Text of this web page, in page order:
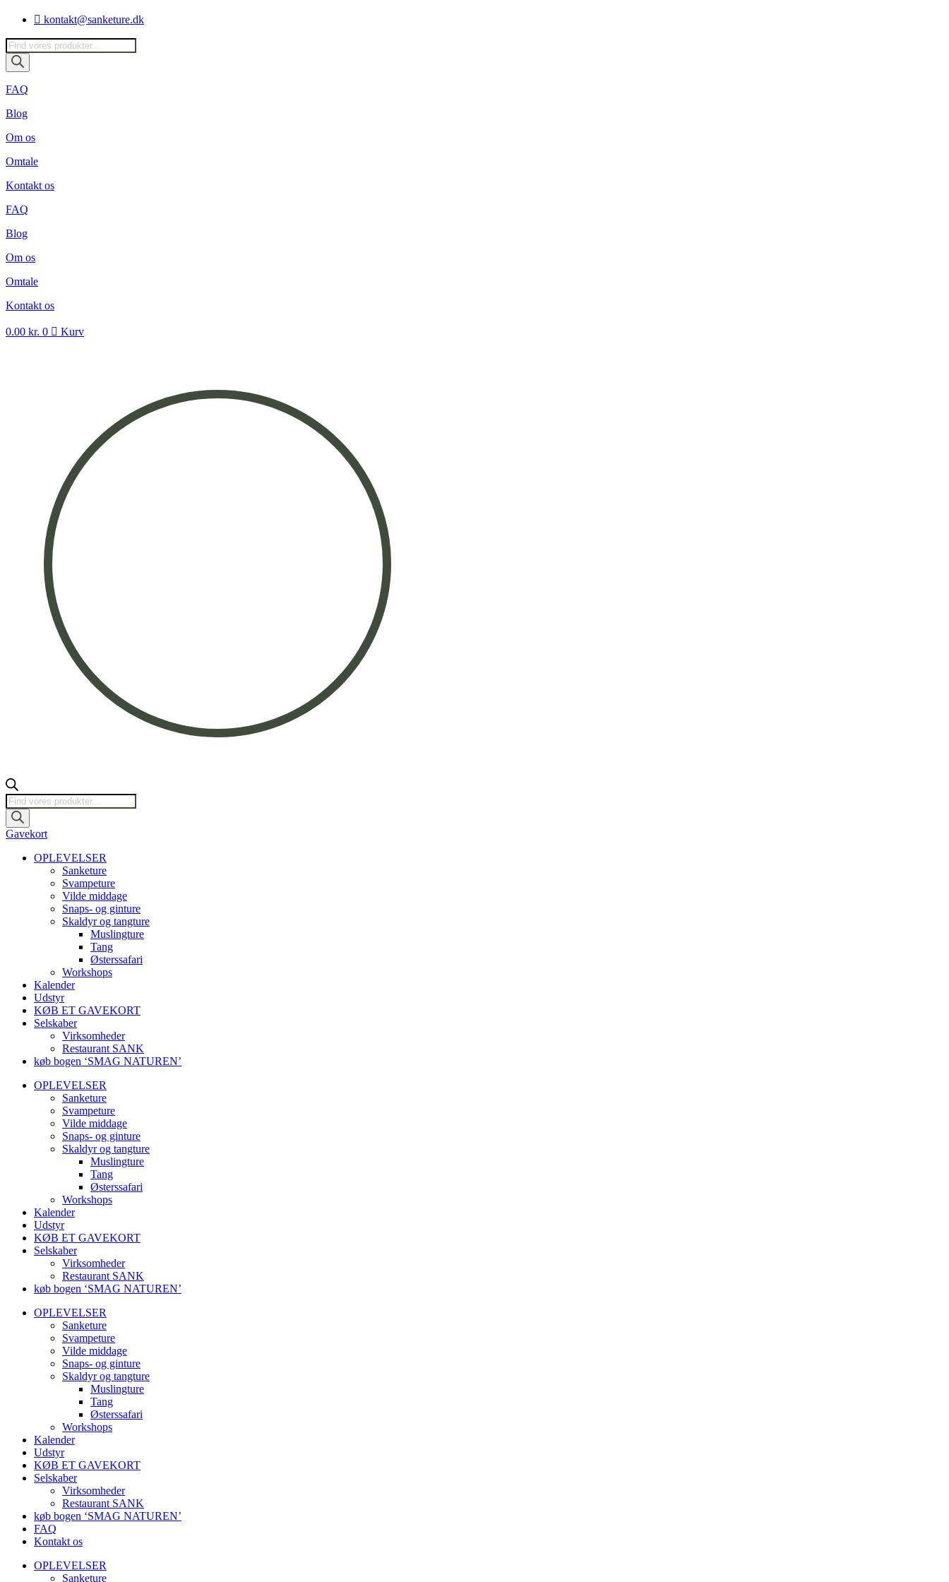
Videre
indhold
kontakt@sanketure.dk
Products
search
FAQ
Blog
Om os
Omtale
Kontakt os
FAQ
Blog
Om os
Omtale
Kontakt os
0.00 kr. 0 Kurv
Products
search
Gavekort
OPLEVELSER
Sanketure
Svampeture
Vilde middage
Snaps- og ginture
Skaldyr og tangture
Muslingture
Tang
Østerssafari
Workshops
Kalender
Udstyr
KØB ET GAVEKORT
Selskaber
Virksomheder
Restaurant SANK
køb bogen ‘SMAG NATUREN’
OPLEVELSER
Sanketure
Svampeture
Vilde middage
Snaps- og ginture
Skaldyr og tangture
Muslingture
Tang
Østerssafari
Workshops
Kalender
Udstyr
KØB ET GAVEKORT
Selskaber
Virksomheder
Restaurant SANK
køb bogen ‘SMAG NATUREN’
OPLEVELSER
Sanketure
Svampeture
Vilde middage
Snaps- og ginture
Skaldyr og tangture
Muslingture
Tang
Østerssafari
Workshops
Kalender
Udstyr
KØB ET GAVEKORT
Selskaber
Virksomheder
Restaurant SANK
køb bogen ‘SMAG NATUREN’
FAQ
Kontakt os
OPLEVELSER
Sanketure